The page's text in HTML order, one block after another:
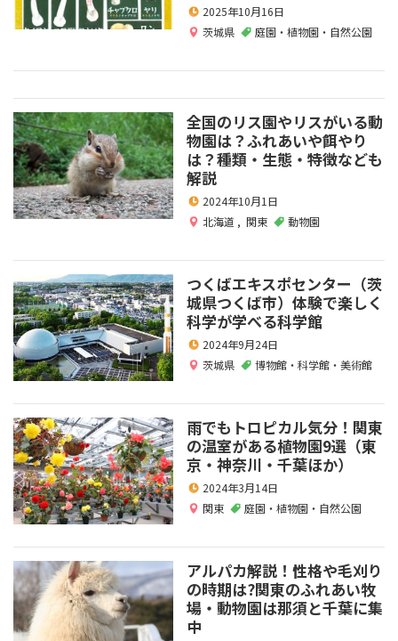
2025年10月16日
茨城県
庭園・植物園・自然公園
全国のリス園やリスがいる動
物園は？ふれあいや餌やり
は？種類・生態・特徴なども
解説
2024年10月1日
北海道 , 関東 動物園
つくばエキスポセンター（茨
城県つくば市）体験で楽しく
科学が学べる科学館
2024年9月24日
茨城県
博物館・科学館・美術館
雨でもトロピカル気分！関東
の温室がある植物園9選（東
京・神奈川・千葉ほか）
2024年3月14日
関東
庭園・植物園・自然公園
アルパカ解説！性格や毛刈り
の時期は?関東のふれあい牧
場・動物園は那須と千葉に集
中